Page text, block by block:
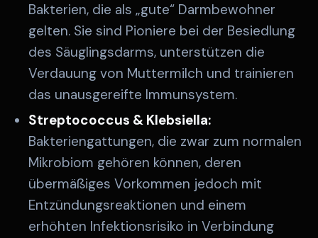
Bakterien, die als „gute“ Darmbewohner
gelten. Sie sind Pioniere bei der Besiedlung
des Säuglingsdarms, unterstützen die
Verdauung von Muttermilch und trainieren
das unausgereifte Immunsystem.
Streptococcus & Klebsiella:
Bakteriengattungen, die zwar zum normalen
Mikrobiom gehören können, deren
übermäßiges Vorkommen jedoch mit
Entzündungsreaktionen und einem
erhöhten Infektionsrisiko in Verbindung